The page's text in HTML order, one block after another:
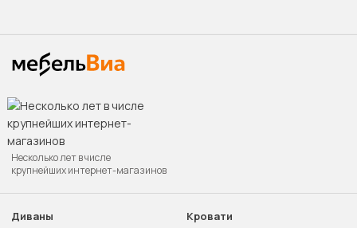
Несколько лет в числе
крупнейших интернет-магазинов
Диваны
Кровати